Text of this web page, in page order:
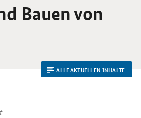
Bauen von
ALLE AKTUELLEN INHALTE